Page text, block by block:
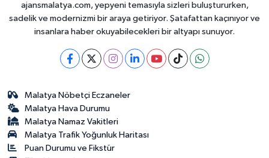
ajansmalatya.com, yepyeni temasıyla sizleri buluştururken,
sadelik ve modernizmi bir araya getiriyor. Şatafattan kaçınıyor ve
insanlara haber okuyabilecekleri bir altyapı sunuyor.
Malatya Nöbetçi Eczaneler
Malatya Hava Durumu
Malatya Namaz Vakitleri
Malatya Trafik Yoğunluk Haritası
Puan Durumu ve Fikstür